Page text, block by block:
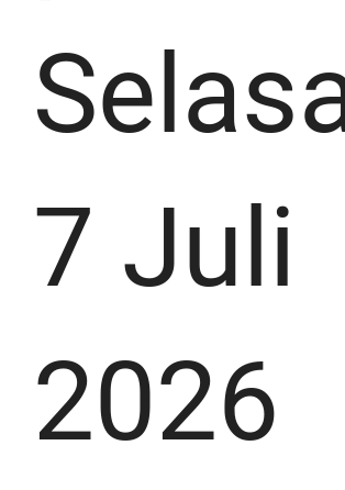
7 Juli
2026